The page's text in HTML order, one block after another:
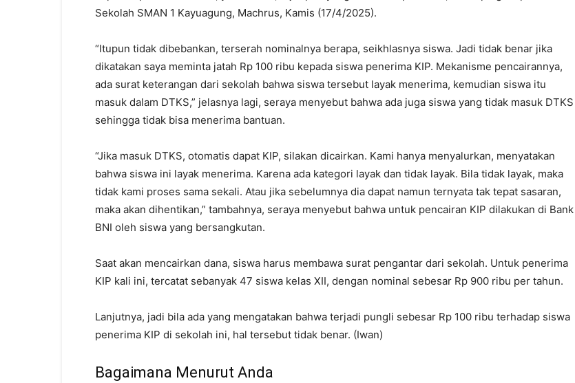
Sekolah SMAN 1 Kayuagung, Machrus, Kamis (17/4/2025).
“Itupun tidak dibebankan, terserah nominalnya berapa, seikhlasnya siswa. Jadi tidak benar jika
dikatakan saya meminta jatah Rp 100 ribu kepada siswa penerima KIP. Mekanisme pencairannya,
ada surat keterangan dari sekolah bahwa siswa tersebut layak menerima, kemudian siswa itu
masuk dalam DTKS,” jelasnya lagi, seraya menyebut bahwa ada juga siswa yang tidak masuk DTKS
sehingga tidak bisa menerima bantuan.
“Jika masuk DTKS, otomatis dapat KIP, silakan dicairkan. Kami hanya menyalurkan, menyatakan
bahwa siswa ini layak menerima. Karena ada kategori layak dan tidak layak. Bila tidak layak, maka
tidak kami proses sama sekali. Atau jika sebelumnya dia dapat namun ternyata tak tepat sasaran,
maka akan dihentikan,” tambahnya, seraya menyebut bahwa untuk pencairan KIP dilakukan di Bank
BNI oleh siswa yang bersangkutan.
Saat akan mencairkan dana, siswa harus membawa surat pengantar dari sekolah. Untuk penerima
KIP kali ini, tercatat sebanyak 47 siswa kelas XII, dengan nominal sebesar Rp 900 ribu per tahun.
Lanjutnya, jadi bila ada yang mengatakan bahwa terjadi pungli sebesar Rp 100 ribu terhadap siswa
penerima KIP di sekolah ini, hal tersebut tidak benar. (Iwan)
Bagaimana Menurut Anda